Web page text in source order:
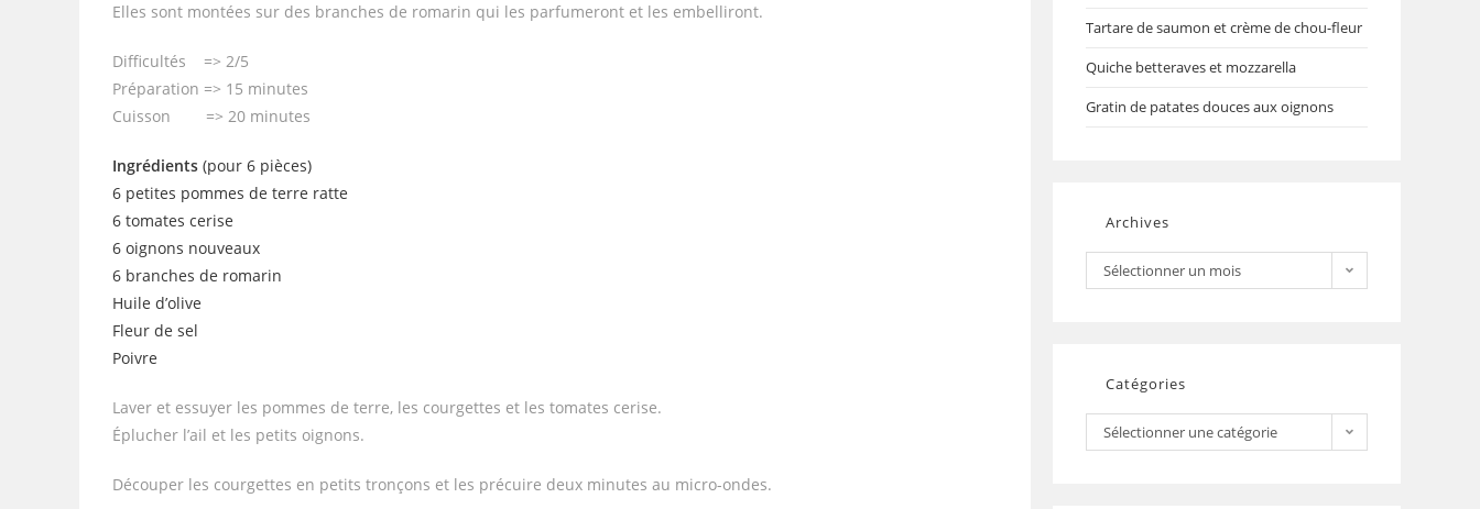
Elles sont montées sur des branches de romarin qui les parfumeront et les embelliront.
Difficultés => 2/5
Préparation => 15 minutes
Cuisson => 20 minutes
Ingrédients (pour 6 pièces)
6 petites pommes de terre ratte
6 tomates cerise
6 oignons nouveaux
6 branches de romarin
Huile d’olive
Fleur de sel
Poivre
Laver et essuyer les pommes de terre, les courgettes et les tomates cerise.
Éplucher l’ail et les petits oignons.
Découper les courgettes en petits tronçons et les précuire deux minutes au micro-ondes.
Tartare de saumon et crème de chou-fleur
Quiche betteraves et mozzarella
Gratin de patates douces aux oignons
Archives
Sélectionner un mois
Catégories
Sélectionner une catégorie